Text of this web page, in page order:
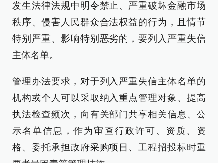
发生法律法规中明令禁止、严重破坏金融市场
秩序、侵害人民群众合法权益的行为，且情节
特别严重、影响特别恶劣的，要列入严重失信
主体名单。
管理办法要求，对于列入严重失信主体名单的
机构或个人可以采取纳入重点管理对象、提高
执法检查频次，向有关部门共享相关信息、公
示名单信息，作为审查行政许可、资质、资
格、委托承担政府采购项目、工程招投标时重